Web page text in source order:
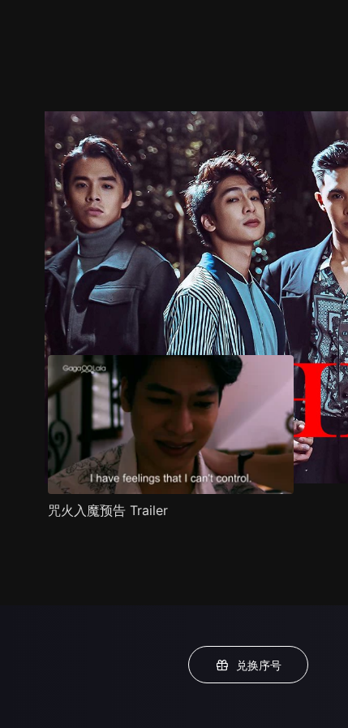
预告 推荐影片 剧情介绍
咒火入魔预告 Trailer
兑换序号